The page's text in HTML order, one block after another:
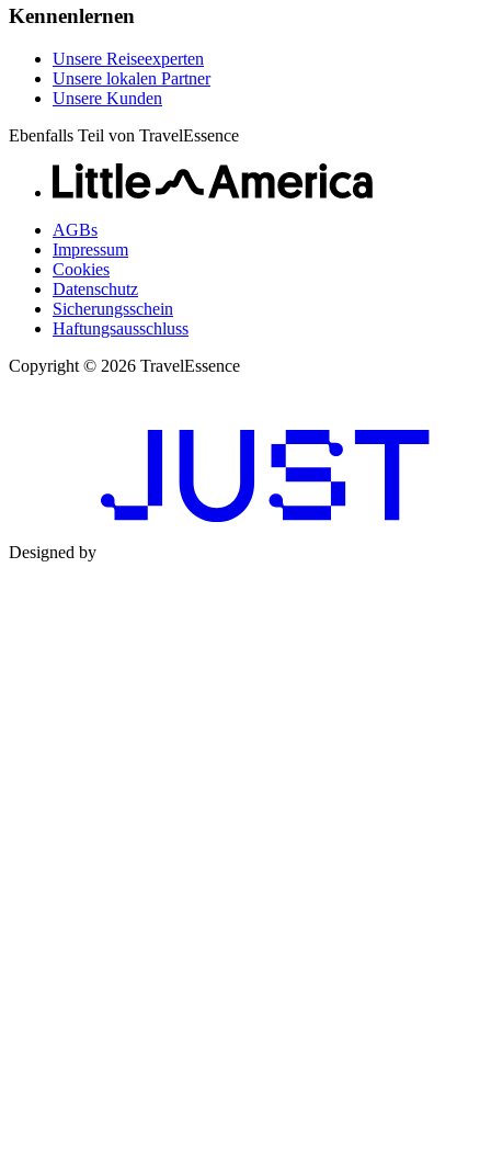
Kennenlernen
Unsere Reiseexperten
Unsere lokalen Partner
Unsere Kunden
Ebenfalls Teil von TravelEssence
AGBs
Impressum
Cookies
Datenschutz
Sicherungsschein
Haftungsausschluss
Copyright © 2026 TravelEssence
Designed by